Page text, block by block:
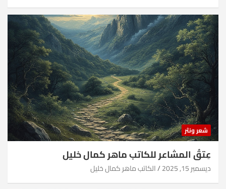
شعر ونثر
عِتقُ المشاعر للكاتب ماهر كمال خليل
ديسمبر 15, 2025 الكاتب ماهر كمال خليل